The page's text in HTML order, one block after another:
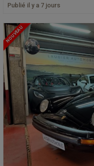
Publié il y a 7 jours
NOUVEAU